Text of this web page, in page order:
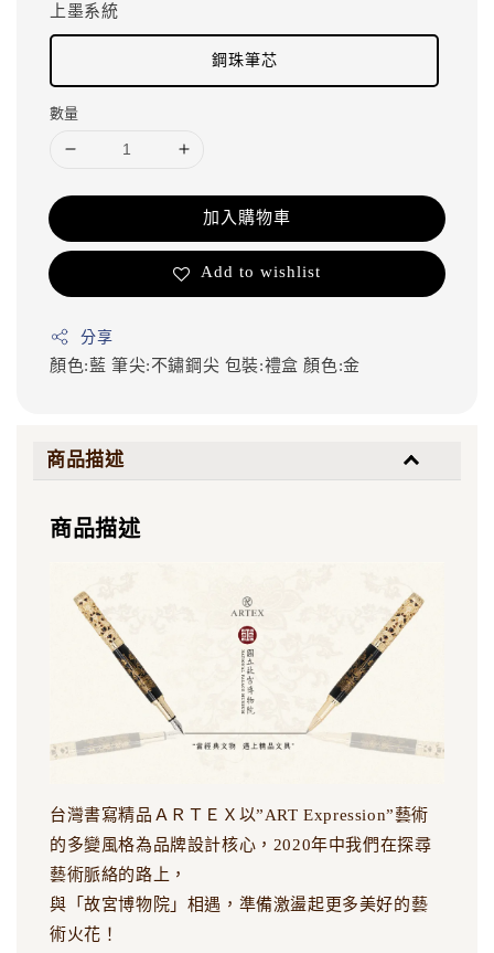
上墨系統
鋼珠筆芯
數量
加入購物車
Add to wishlist
分享
顏色:藍 筆尖:不鏽鋼尖 包裝:禮盒顏色:金
商品描述
商品描述
台灣書寫精品ＡＲＴＥＸ以”ART Expression”藝術
的多變風格為品牌設計核心，2020年中我們在探尋
藝術脈絡的路上，
與「故宮博物院」相遇，準備激盪起更多美好的藝
術火花！